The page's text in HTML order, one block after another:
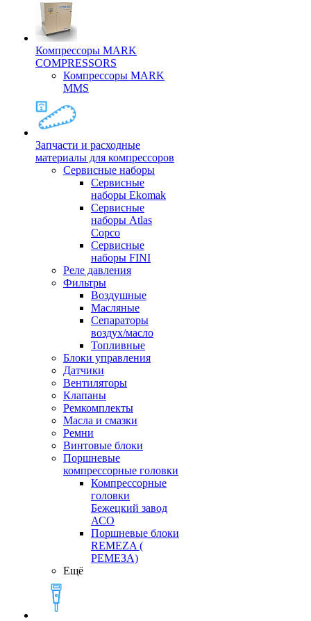
Компрессоры MARK
COMPRESSORS
Компрессоры MARK
MMS
Запчасти и расходные
материалы для компрессоров
Cервисные наборы
Сервисные
наборы Ekomak
Cервисные
наборы Atlas
Copco
Сервисные
наборы FINI
Реле давления
Фильтры
Воздушные
Масляные
Сепараторы
воздух/масло
Топливные
Блоки управления
Датчики
Вентиляторы
Клапаны
Ремкомплекты
Масла и смазки
Ремни
Винтовые блоки
Поршневые
компрессорные головки
Компрессорные
головки
Бежецкий завод
АСО
Поршневые блоки
REMEZA (
РЕМЕЗА)
Ещё